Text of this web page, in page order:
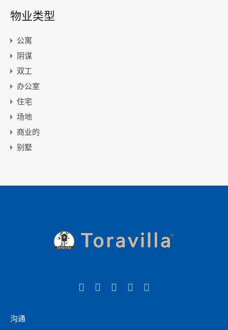
物业类型
公寓
阴谋
双工
办公室
住宅
场地
商业的
别墅
沟通